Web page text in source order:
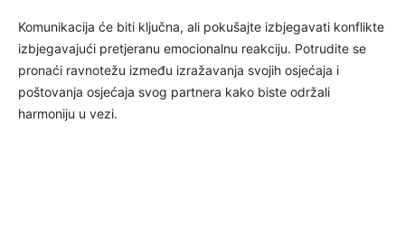
Komunikacija će biti ključna, ali pokušajte izbjegavati konflikte
izbjegavajući pretjeranu emocionalnu reakciju. Potrudite se
pronaći ravnotežu između izražavanja svojih osjećaja i
poštovanja osjećaja svog partnera kako biste održali
harmoniju u vezi.